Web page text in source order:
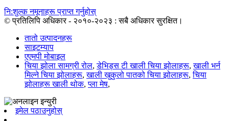
नि:शुल्क नमूनाहरू प्राप्त गर्नुहोस्
© प्रतिलिपि अधिकार - २०१०-२०२३ : सबै अधिकार सुरक्षित।
तातो उत्पादनहरू
साइटम्याप
एएमपी मोबाइल
चिया झोला सामग्री रोल,डेभिड्स टी खाली चिया झोलाहरू,खाली भर्न
मिल्ने चिया झोलाहरू,खाली खुकुलो पातको चिया झोलाहरू,चिया
झोलाहरू खाली थोक,प्ला मेष,
इमेल पठाउनुहोस्